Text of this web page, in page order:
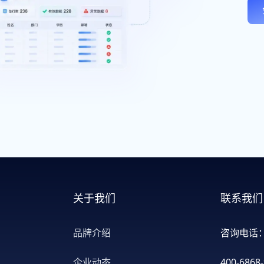
关于我们
品牌介绍
联系我们
咨询电话